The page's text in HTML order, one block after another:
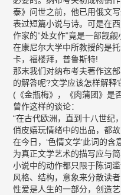
泰》问世之前，他已用俄文
表过短篇小说与诗。可是在
作家的“处女作”竟是一部觊
在康尼尔大学中所教授的是
卡，福楼拜，普鲁斯特!
那末我们对纳布考夫著作这
的解答呢?文学应该怎样解释
(《金瓶梅》，《肉蒲团》是
曾作这样的谈论：
“在古代欧洲，直到十八世纪
俏皮嬉玩情绪中的出品，都故
在今日，‘色情文学’此词的
为真正文学艺术的描写应与
小说中的动作都只限于陈词
风格、结构，意象来分散读
性爱是人生的一部分，创造